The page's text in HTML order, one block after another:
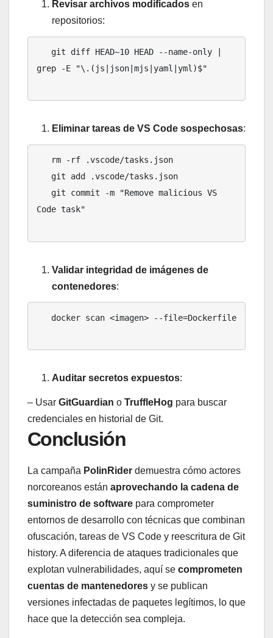
Revisar archivos modificados en
repositorios:
grep -E "\.(js|json|mjs|yaml|yml)$"
Eliminar tareas de VS Code sospechosas:
Code task"
Validar integridad de imágenes de
contenedores:
Auditar secretos expuestos:
– Usar GitGuardian o TruffleHog para buscar
credenciales en historial de Git.
Conclusión
La campaña PolinRider demuestra cómo actores
norcoreanos están aprovechando la cadena de
suministro de software para comprometer
entornos de desarrollo con técnicas que combinan
ofuscación, tareas de VS Code y reescritura de Git
history. A diferencia de ataques tradicionales que
explotan vulnerabilidades, aquí se comprometen
cuentas de mantenedores y se publican
versiones infectadas de paquetes legítimos, lo que
hace que la detección sea compleja.